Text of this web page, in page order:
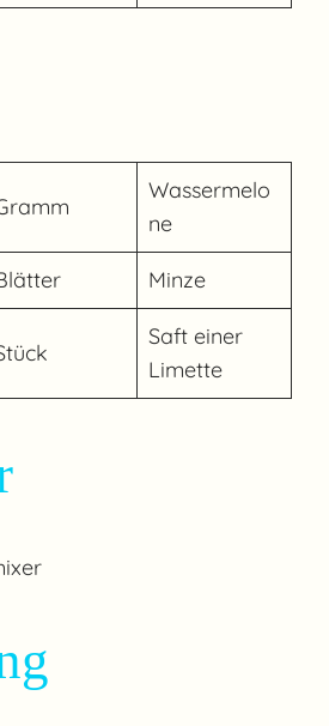
Wassermelo
ne
Minze
Saft einer
Limette